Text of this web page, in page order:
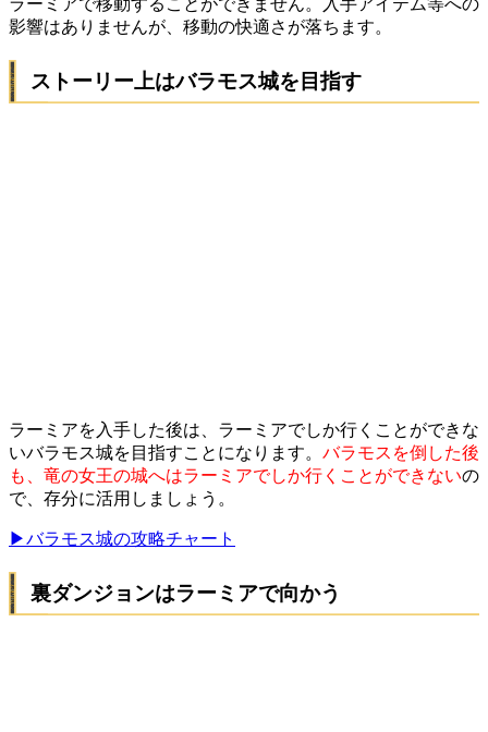
影響はありませんが、移動の快適さが落ちます。
ストーリー上はバラモス城を目指す
ラーミアを入手した後は、ラーミアでしか行くことができな
いバラモス城を目指すことになります。 バラモスを倒した後
も、竜の女王の城へはラーミアでしか行くことができないの
で、存分に活用しましょう。
▶︎バラモス城の攻略チャート
裏ダンジョンはラーミアで向かう